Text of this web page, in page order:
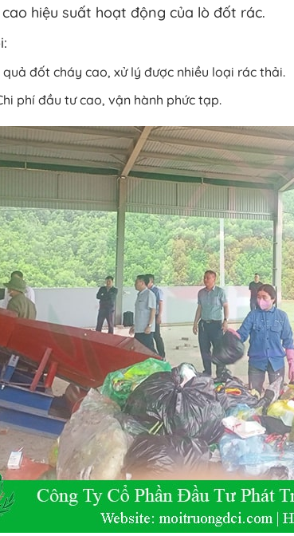
hiệu suất hoạt động của lò đốt rác.
quả đốt cháy cao, xử lý được nhiều loại rác thải.
phí đầu tư cao, vận hành phức tạp.